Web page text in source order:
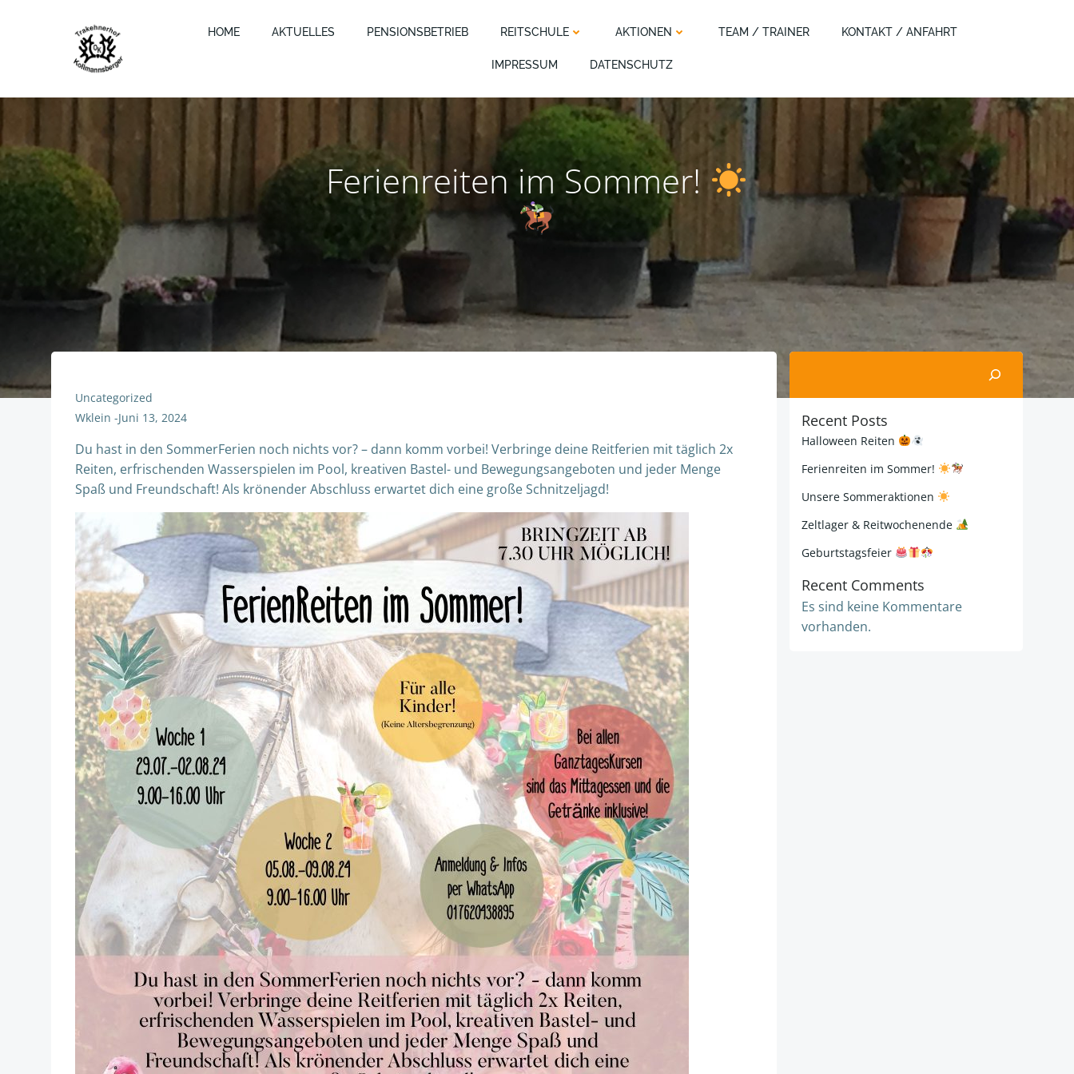
HOME AKTUELLES PENSIONSBETRIEB REITSCHULE AKTIONEN TEAM / TRAINER KONTAKT / ANFAHRT
IMPRESSUM DATENSCHUTZ
Ferienreiten im Sommer!
Uncategorized
Wklein -Juni 13, 2024
Du hast in den SommerFerien noch nichts vor? – dann komm vorbei! Verbringe deine Reitferien mit täglich 2x
Reiten, erfrischenden Wasserspielen im Pool, kreativen Bastel- und Bewegungsangeboten und jeder Menge
Spaß und Freundschaft! Als krönender Abschluss erwartet dich eine große Schnitzeljagd!
Suchen
Recent Posts
Halloween Reiten
Ferienreiten im Sommer!
Unsere Sommeraktionen
Zeltlager & Reitwochenende
Geburtstagsfeier
Recent Comments
Es sind keine Kommentare
vorhanden.